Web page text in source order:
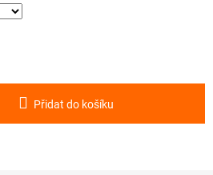
Přidat do košíku